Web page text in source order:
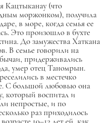
Кацтыканау (что
моржонком), получила
в море, когда семья ее
Это произошло в бухте
До замужества Хаткана
В семье говорили на
придерживались
умер отец Таномрын.
в местечко
С большой любовью она
который воспитал и
непростые, и по
раз приходилось